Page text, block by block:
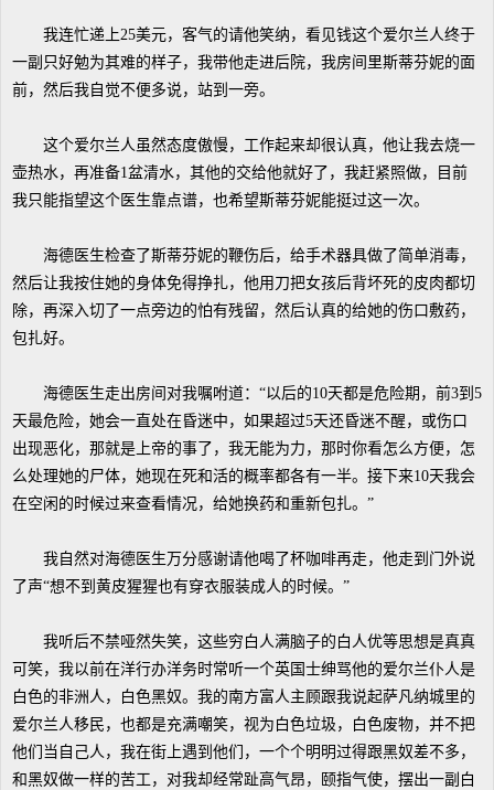
我连忙递上25美元，客气的请他笑纳，看见钱这个爱尔兰人终于
一副只好勉为其难的样子，我带他走进后院，我房间里斯蒂芬妮的面
前，然后我自觉不便多说，站到一旁。
这个爱尔兰人虽然态度傲慢，工作起来却很认真，他让我去烧一
壶热水，再准备1盆清水，其他的交给他就好了，我赶紧照做，目前
我只能指望这个医生靠点谱，也希望斯蒂芬妮能挺过这一次。
海德医生检查了斯蒂芬妮的鞭伤后，给手术器具做了简单消毒，
然后让我按住她的身体免得挣扎，他用刀把女孩后背坏死的皮肉都切
除，再深入切了一点旁边的怕有残留，然后认真的给她的伤口敷药，
包扎好。
海德医生走出房间对我嘱咐道：“以后的10天都是危险期，前3到5
天最危险，她会一直处在昏迷中，如果超过5天还昏迷不醒，或伤口
出现恶化，那就是上帝的事了，我无能为力，那时你看怎么方便，怎
么处理她的尸体，她现在死和活的概率都各有一半。接下来10天我会
在空闲的时候过来查看情况，给她换药和重新包扎。”
我自然对海德医生万分感谢请他喝了杯咖啡再走，他走到门外说
了声“想不到黄皮猩猩也有穿衣服装成人的时候。”
我听后不禁哑然失笑，这些穷白人满脑子的白人优等思想是真真
可笑，我以前在洋行办洋务时常听一个英国士绅骂他的爱尔兰仆人是
白色的非洲人，白色黑奴。我的南方富人主顾跟我说起萨凡纳城里的
爱尔兰人移民，也都是充满嘲笑，视为白色垃圾，白色废物，并不把
他们当自己人，我在街上遇到他们，一个个明明过得跟黑奴差不多，
和黑奴做一样的苦工，对我却经常趾高气昂，颐指气使，摆出一副白